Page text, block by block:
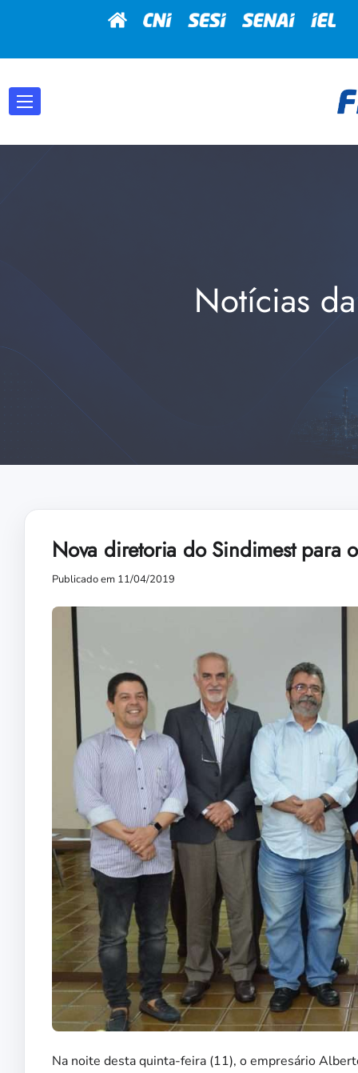
Notícias
Nova diretoria do Sindimest para
Publicado em 11/04/2019
Na noite desta quinta-feira (11), o empresário